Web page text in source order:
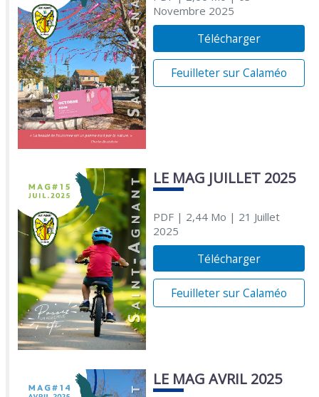
Novembre 2025
Télécharger
Feuilleter sur Calaméo
LE MAG JUILLET 2025
PDF| 2,44 Mo | 21 Juillet
2025
Télécharger
Feuilleter sur Calaméo
LE MAG AVRIL 2025